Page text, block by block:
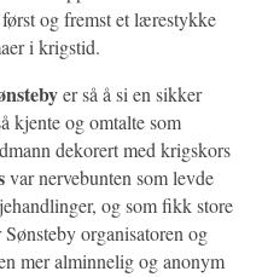
og fremst et lærestykke
i krigstid.
er så å si en sikker
kjente og omtalte som
dekorert med krigskors
var nervebunten som levde
og som fikk store
organisatoren og
mer alminnelig og anonym